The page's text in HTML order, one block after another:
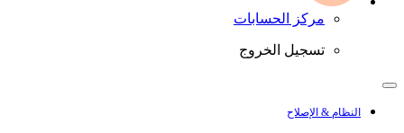
مركز الحسابات
تسجيل الخروج
النظام & الإصلاح